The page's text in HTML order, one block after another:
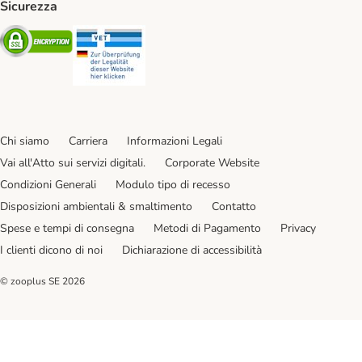
Sicurezza
Security
Chi siamo Carriera
Informazioni Legali
Vai all'Atto sui servizi digitali.
Corporate Website
Condizioni Generali
Modulo tipo di recesso
Disposizioni ambientali & smaltimento
Contatto
Spese e tempi di consegna
Metodi di Pagamento
Privacy
I clienti dicono di noi
Dichiarazione di accessibilità
© zooplus SE 2026